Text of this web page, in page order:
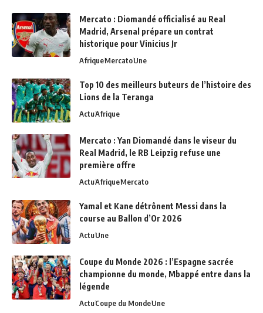
Mercato : Diomandé officialisé au Real
Madrid, Arsenal prépare un contrat
historique pour Vinicius Jr
AfriqueMercatoUne
Top 10 des meilleurs buteurs de l’histoire des
Lions de la Teranga
ActuAfrique
Mercato : Yan Diomandé dans le viseur du
Real Madrid, le RB Leipzig refuse une
première offre
ActuAfriqueMercato
Yamal et Kane détrônent Messi dans la
course au Ballon d’Or 2026
ActuUne
Coupe du Monde 2026 : l’Espagne sacrée
championne du monde, Mbappé entre dans la
légende
ActuCoupe du MondeUne